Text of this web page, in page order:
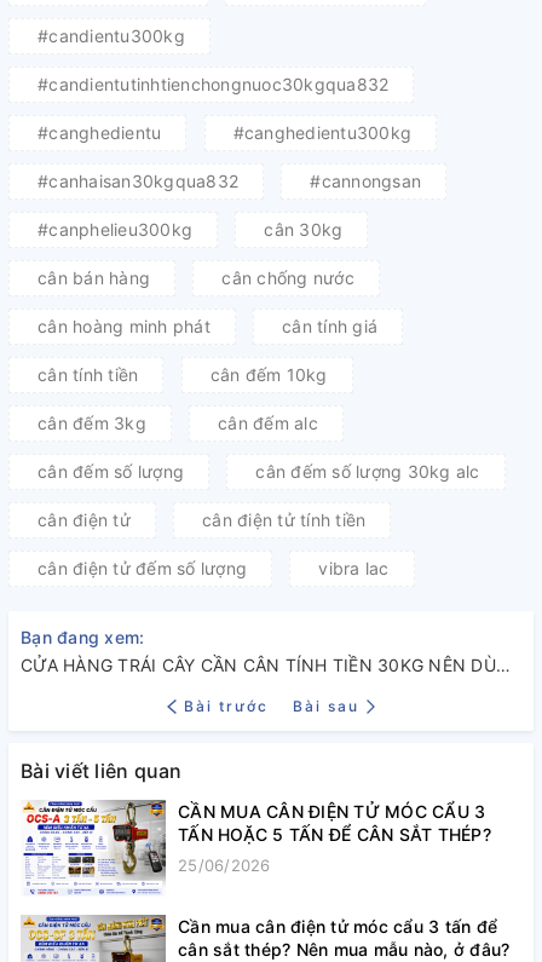
#candientu300kg
#candientutinhtienchongnuoc30kgqua832
#canghedientu #canghedientu300kg
#canhaisan30kgqua832 #cannongsan
#canphelieu300kg cân 30kg
cân bán hàng cân chống nước
cân hoàng minh phát cân tính giá
cân tính tiền cân đếm 10kg
cân đếm 3kg cân đếm alc
cân đếm số lượng cân đếm số lượng 30kg alc
cân điện tử cân điện tử tính tiền
cân điện tử đếm số lượng vibra lac
Bạn đang xem:
CỬA HÀNG TRÁI CÂY CẦN CÂN TÍNH TIỀN 30KG NÊN DÙNG CÂN GÌ?
Bài trước Bài sau
Bài viết liên quan
CẦN MUA CÂN ĐIỆN TỬ MÓC CẨU 3
TẤN HOẶC 5 TẤN ĐỂ CÂN SẮT THÉP?
25/06/2026
Cần mua cân điện tử móc cẩu 3 tấn để
cân sắt thép? Nên mua mẫu nào, ở đâu?